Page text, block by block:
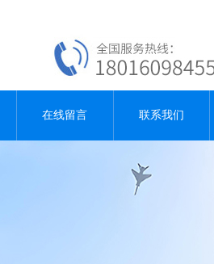
在线留言 联系我们